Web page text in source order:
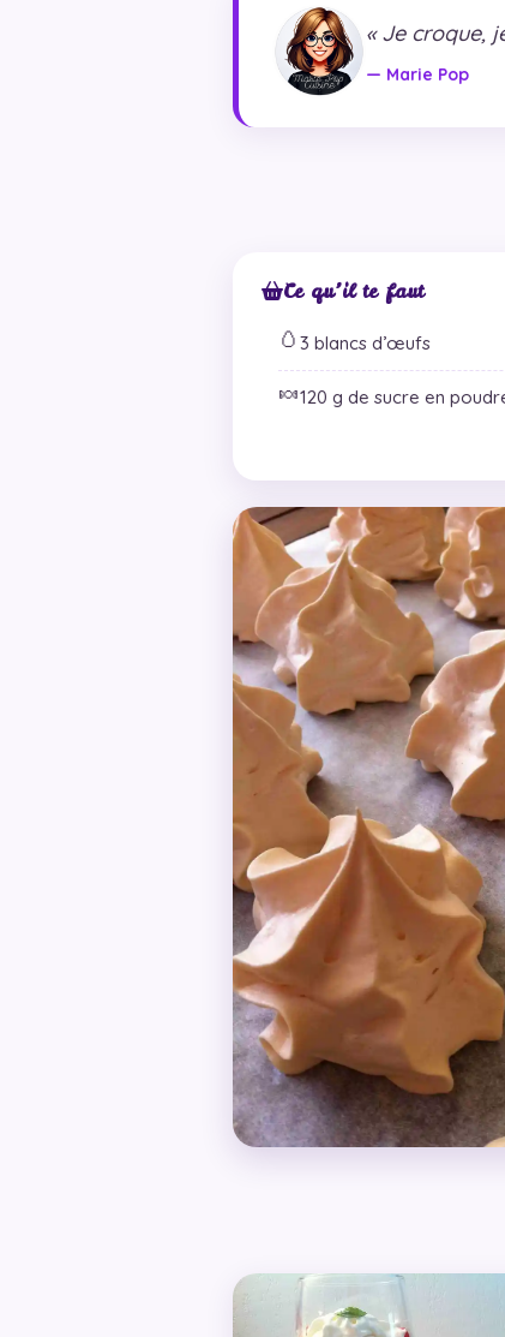
« Je croque,
— Marie Pop
Ce qu’il te faut
🥚 3 blancs d’œufs
🍬120 g de sucre en